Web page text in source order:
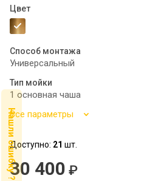
Флипбук GRANFEST
Семинар
Цвет
Способ монтажа
Универсальный
Тип мойки
1 основная чаша
Все параметры
Доступно: 21 шт.
30 400 ₽
Нашли ошибку ?